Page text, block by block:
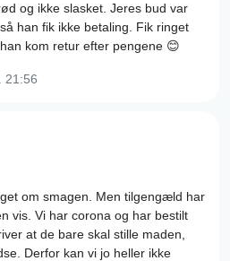
og ikke slasket. Jeres bud var
han fik ikke betaling. Fik ringet
kom retur efter pengene 😊
21:56
om smagen. Men tilgengæld har
vis. Vi har corona og har bestilt
at de bare skal stille maden,
Derfor kan vi jo heller ikke